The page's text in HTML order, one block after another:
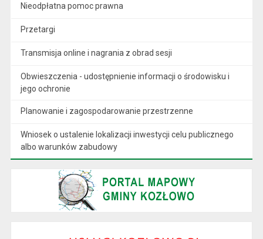
Nieodpłatna pomoc prawna
Przetargi
Transmisja online i nagrania z obrad sesji
Obwieszczenia - udostępnienie informacji o środowisku i
jego ochronie
Planowanie i zagospodarowanie przestrzenne
Wniosek o ustalenie lokalizacji inwestycji celu publicznego
albo warunków zabudowy